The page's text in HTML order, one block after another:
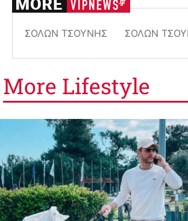
ΣΌΛΩΝ ΤΣΟΎΝΗΣ ΣΌΛΩΝ
More Lifestyle